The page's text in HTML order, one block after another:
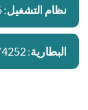
نظام التشغيل: iOS 26
البطارية: 3988/4252 مللي أمبير